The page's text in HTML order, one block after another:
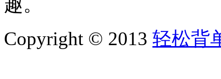
Copyright © 2013 轻松背